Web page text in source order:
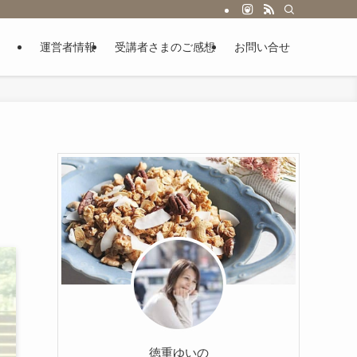
運営者情報 受講者さまのご感想 お問い合せ
徳重ゆいの